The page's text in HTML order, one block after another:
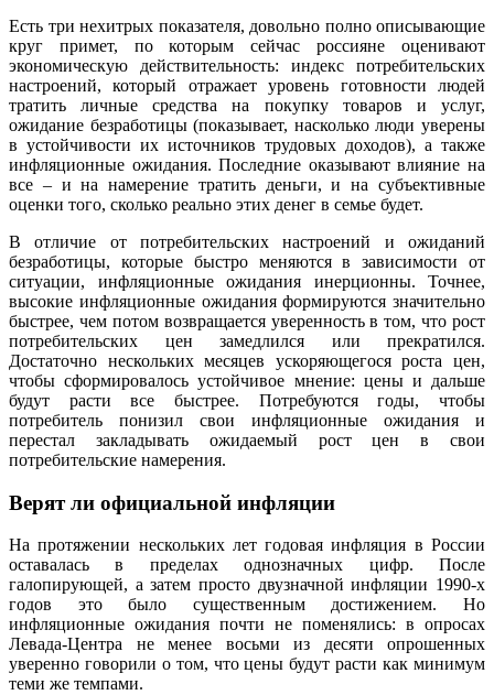
Есть три нехитрых показателя, довольно полно описывающие
круг примет, по которым сейчас россияне оценивают
экономическую действительность: индекс потребительских
настроений, который отражает уровень готовности людей
тратить личные средства на покупку товаров и услуг,
ожидание безработицы (показывает, насколько люди уверены
в устойчивости их источников трудовых доходов), а также
инфляционные ожидания. Последние оказывают влияние на
все – и на намерение тратить деньги, и на субъективные
оценки того, сколько реально этих денег в семье будет.
В отличие от потребительских настроений и ожиданий
безработицы, которые быстро меняются в зависимости от
ситуации, инфляционные ожидания инерционны. Точнее,
высокие инфляционные ожидания формируются значительно
быстрее, чем потом возвращается уверенность в том, что рост
потребительских цен замедлился или прекратился.
Достаточно нескольких месяцев ускоряющегося роста цен,
чтобы сформировалось устойчивое мнение: цены и дальше
будут расти все быстрее. Потребуются годы, чтобы
потребитель понизил свои инфляционные ожидания и
перестал закладывать ожидаемый рост цен в свои
потребительские намерения.
Верят ли официальной инфляции
На протяжении нескольких лет годовая инфляция в России
оставалась в пределах однозначных цифр. После
галопирующей, а затем просто двузначной инфляции 1990-х
годов это было существенным достижением. Но
инфляционные ожидания почти не поменялись: в опросах
Левада-Центра не менее восьми из десяти опрошенных
уверенно говорили о том, что цены будут расти как минимум
теми же темпами.